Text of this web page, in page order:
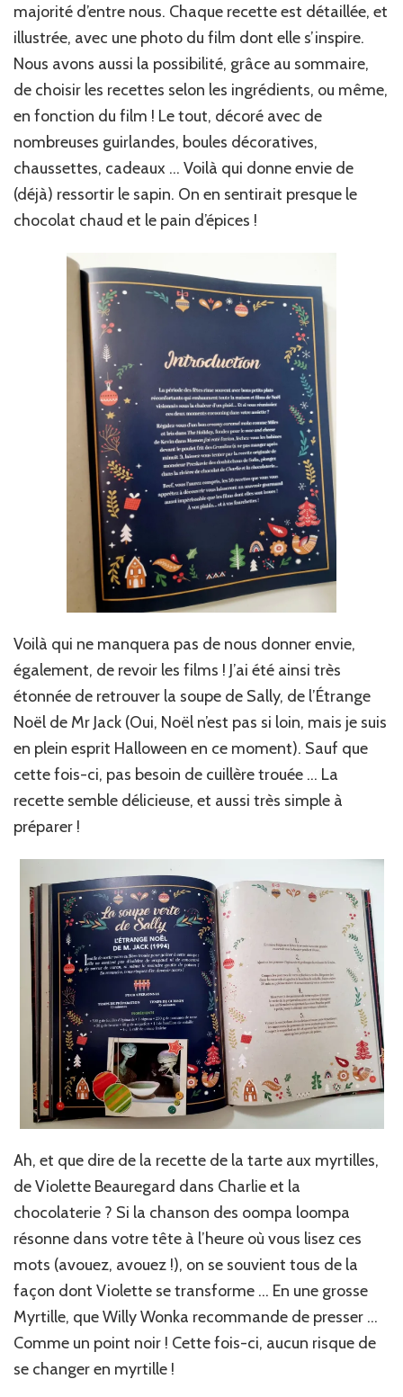
majorité d’entre nous. Chaque recette est détaillée, et
illustrée, avec une photo du film dont elle s’inspire.
Nous avons aussi la possibilité, grâce au sommaire,
de choisir les recettes selon les ingrédients, ou même,
en fonction du film ! Le tout, décoré avec de
nombreuses guirlandes, boules décoratives,
chaussettes, cadeaux … Voilà qui donne envie de
(déjà) ressortir le sapin. On en sentirait presque le
chocolat chaud et le pain d’épices !
Voilà qui ne manquera pas de nous donner envie,
également, de revoir les films ! J’ai été ainsi très
étonnée de retrouver la soupe de Sally, de l’Étrange
Noël de Mr Jack (Oui, Noël n’est pas si loin, mais je suis
en plein esprit Halloween en ce moment). Sauf que
cette fois-ci, pas besoin de cuillère trouée … La
recette semble délicieuse, et aussi très simple à
préparer !
Ah, et que dire de la recette de la tarte aux myrtilles,
de Violette Beauregard dans Charlie et la
chocolaterie ? Si la chanson des oompa loompa
résonne dans votre tête à l’heure où vous lisez ces
mots (avouez, avouez !), on se souvient tous de la
façon dont Violette se transforme … En une grosse
Myrtille, que Willy Wonka recommande de presser …
Comme un point noir ! Cette fois-ci, aucun risque de
se changer en myrtille !